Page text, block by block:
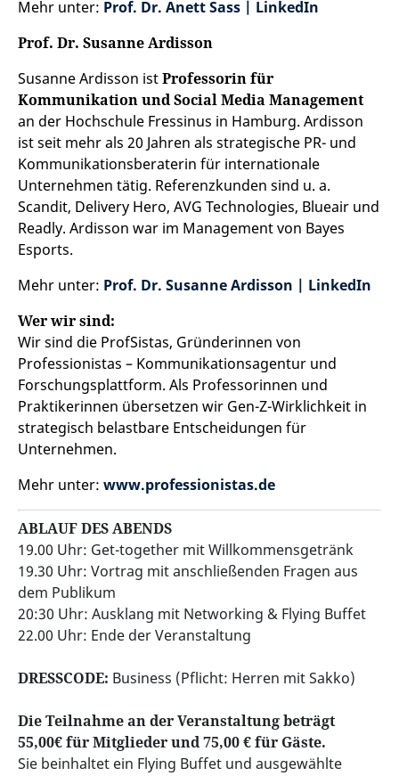
Mehr unter: Prof. Dr. Anett Sass | LinkedIn
Prof. Dr. Susanne Ardisson
Susanne Ardisson istProfessorin für
Kommunikation und Social Media Management
an der Hochschule Fressinus in Hamburg. Ardisson
ist seit mehr als 20 Jahren als strategische PR- und
Kommunikationsberaterin für internationale
Unternehmen tätig. Referenzkunden sind u. a.
Scandit, Delivery Hero, AVG Technologies, Blueair und
Readly. Ardisson war im Management von Bayes
Esports.
Mehr unter: Prof. Dr. Susanne Ardisson | LinkedIn
Wer wir sind:
Wir sind die ProfSistas, Gründerinnen von
Professionistas – Kommunikationsagentur und
Forschungsplattform. Als Professorinnen und
Praktikerinnen übersetzen wir Gen-Z-Wirklichkeit in
strategisch belastbare Entscheidungen für
Unternehmen.
Mehr unter: www.professionistas.de
ABLAUF DES ABENDS
19.00 Uhr: Get-together mit Willkommensgetränk
19.30 Uhr: Vortrag mit anschließenden Fragen aus
dem Publikum
20:30 Uhr: Ausklang mit Networking & Flying Buffet
22.00 Uhr: Ende der Veranstaltung
DRESSCODE: Business (Pflicht: Herren mit Sakko)
Die Teilnahme an der Veranstaltung beträgt
55,00€ für Mitglieder und 75,00 € für Gäste.
Sie beinhaltet ein Flying Buffet und ausgewählte